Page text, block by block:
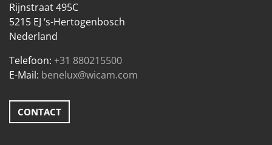
Rijnstraat 495C
5215 EJ ‘s-Hertogenbosch
Nederland
Telefoon: +31 880215500
E-Mail: benelux@wicam.com
CONTACT